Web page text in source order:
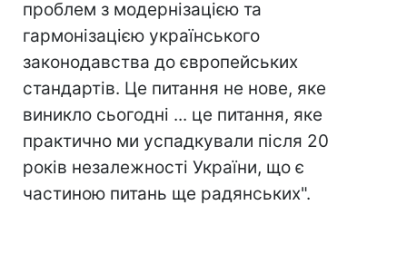
проблем з модернізацією та
гармонізацією українського
законодавства до європейських
стандартів. Це питання не нове, яке
виникло сьогодні ... це питання, яке
практично ми успадкували після 20
років незалежності України, що є
частиною питань ще радянських".